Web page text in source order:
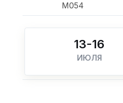
М054
13-16
ИЮЛЯ